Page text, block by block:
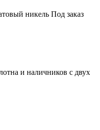
никель Под заказ
и наличников с двух